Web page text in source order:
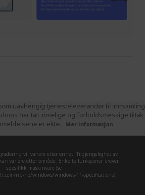
uavhengig tjenesteleverandør til innsamling
har tatt rimelige og forholdsmessige tiltak
er ekte.
Mer informasjon
vil variere etter enhet. Tilgjengelighet av
variere etter område. Enkelte funksjoner krever
spesifikk maskinvare (se
nb-no/windows/windows-11-specifications).